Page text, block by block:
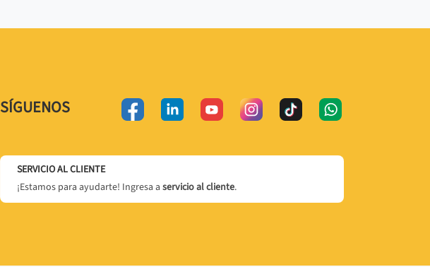
SÍGUENOS
SERVICIO AL CLIENTE
¡Estamos para ayudarte! Ingresa a servicio al cliente.